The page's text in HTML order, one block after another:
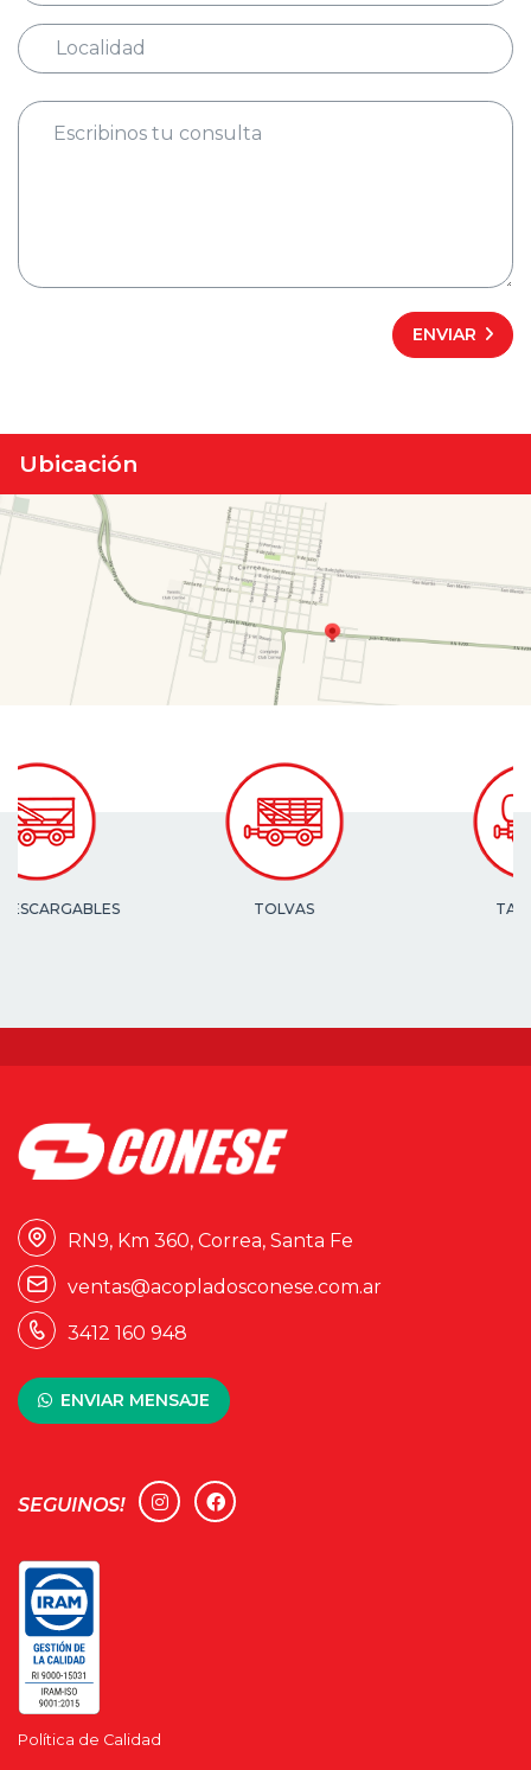
ENVIAR
Ubicación
0 RN9, Km 360, Correa, Santa Fe
1 ventas@acopladosconese.com.ar
2 3412 160 948
ENVIAR MENSAJE
SEGUINOS!
Política de Calidad